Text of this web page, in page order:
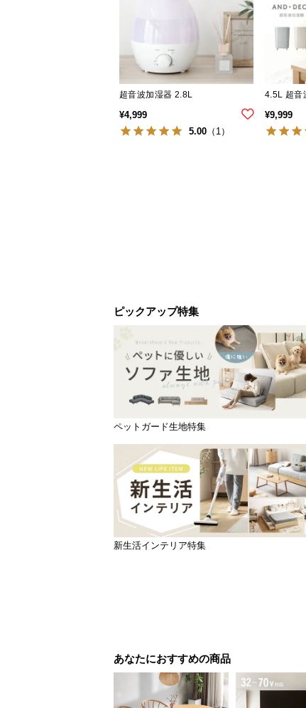
超音波加湿器 2.8L
¥4,999
5.00 （1）
4.5L 超音
¥9,999
ピックアップ特集
ペットガード生地特集
新生活インテリア特集
あなたにおすすめの商品